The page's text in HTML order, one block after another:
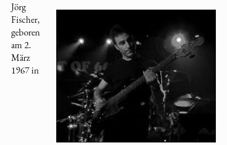
Jörg
Fischer,
geboren
am 2.
März
1967 in